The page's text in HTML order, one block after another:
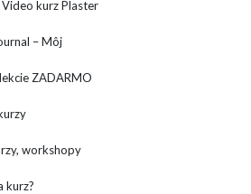
kurz Plaster
– Môj
denník
ZADARMO
workshopy
kurz?